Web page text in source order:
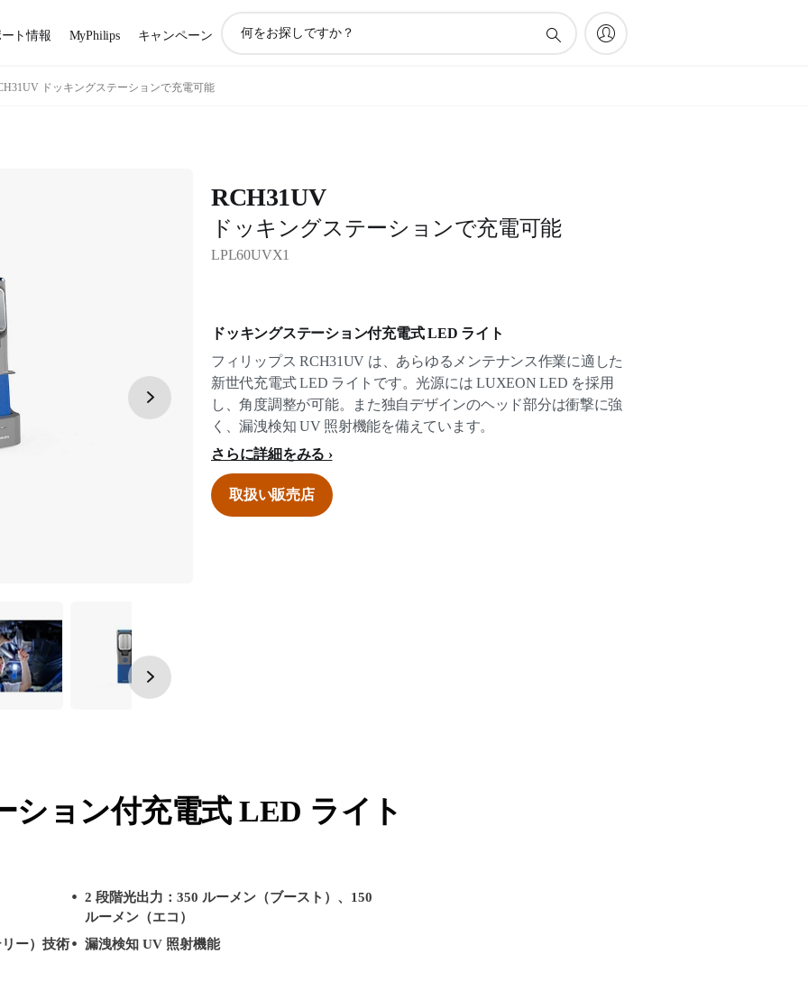
ト情報 MyPhilips キャンペーン
索
ドッキングステーションで充電可能
RCH31UV
ドッキングステーションで充電可能
LPL60UVX1
ドッキングステーション付充電式 LED ライト
フィリップス RCH31UV は、あらゆるメンテナンス作業に適した
新世代充電式 LED ライトです。光源には LUXEON LED を採用
し、角度調整が可能。また独自デザインのヘッド部分は衝撃に強
く、漏洩検知 UV 照射機能を備えています。
さらに詳細をみる
取扱い販売店
ション付充電式 LED ライト
2 段階光出力：350 ルーメン（ブースト）、150
ルーメン（エコ）
ー）技術
漏洩検知 UV 照射機能